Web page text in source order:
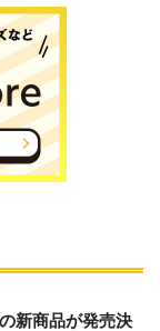
新商品が発売決